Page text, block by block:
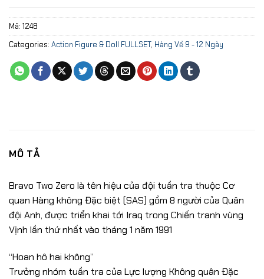
Mã: 1248
Categories: Action Figure & Doll FULLSET, Hàng Về 9 - 12 Ngày
MÔ TẢ
Bravo Two Zero là tên hiệu của đội tuần tra thuộc Cơ
quan Hàng không Đặc biệt (SAS) gồm 8 người của Quân
đội Anh, được triển khai tới Iraq trong Chiến tranh vùng
Vịnh lần thứ nhất vào tháng 1 năm 1991
“Hoan hô hai không”
Trưởng nhóm tuần tra của Lực lượng Không quân Đặc